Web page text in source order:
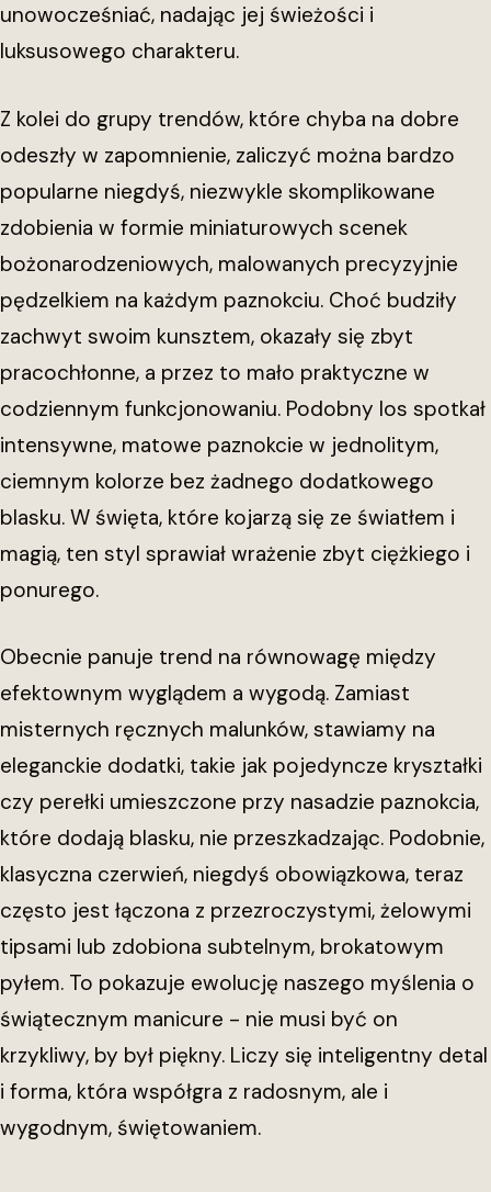
unowocześniać, nadając jej świeżości i
luksusowego charakteru.
Z kolei do grupy trendów, które chyba na dobre
odeszły w zapomnienie, zaliczyć można bardzo
popularne niegdyś, niezwykle skomplikowane
zdobienia w formie miniaturowych scenek
bożonarodzeniowych, malowanych precyzyjnie
pędzelkiem na każdym paznokciu. Choć budziły
zachwyt swoim kunsztem, okazały się zbyt
pracochłonne, a przez to mało praktyczne w
codziennym funkcjonowaniu. Podobny los spotkał
intensywne, matowe paznokcie w jednolitym,
ciemnym kolorze bez żadnego dodatkowego
blasku. W święta, które kojarzą się ze światłem i
magią, ten styl sprawiał wrażenie zbyt ciężkiego i
ponurego.
Obecnie panuje trend na równowagę między
efektownym wyglądem a wygodą. Zamiast
misternych ręcznych malunków, stawiamy na
eleganckie dodatki, takie jak pojedyncze kryształki
czy perełki umieszczone przy nasadzie paznokcia,
które dodają blasku, nie przeszkadzając. Podobnie,
klasyczna czerwień, niegdyś obowiązkowa, teraz
często jest łączona z przezroczystymi, żelowymi
tipsami lub zdobiona subtelnym, brokatowym
pyłem. To pokazuje ewolucję naszego myślenia o
świątecznym manicure - nie musi być on
krzykliwy, by był piękny. Liczy się inteligentny detal
i forma, która współgra z radosnym, ale i
wygodnym, świętowaniem.